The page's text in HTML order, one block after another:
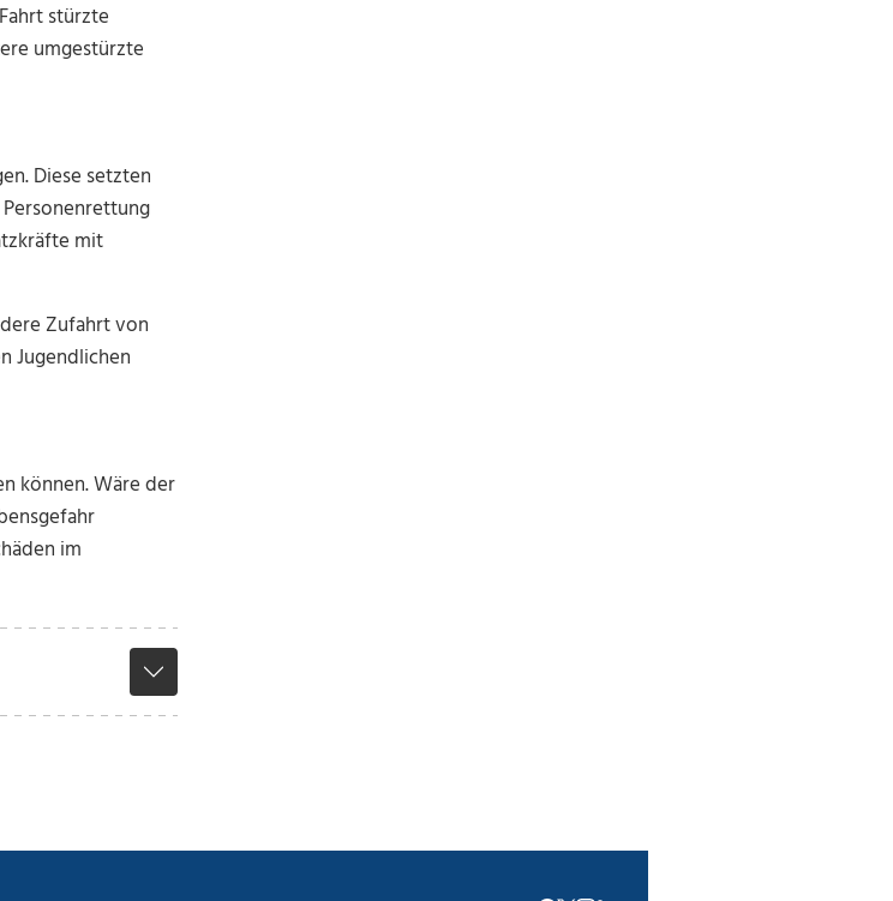
stürzte
umgestürzte
Diese setzten
mit
Zufahrt von
Jugendlichen
können. Wäre der
im